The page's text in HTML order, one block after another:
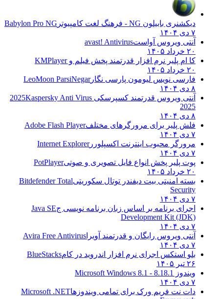
دیکشنری بابیلون NG - فرهنگ لغت کامپیوتر
Babylon Pro NG
۷ دی ۱۴۰۴
آنتی ویروس آواستavast! Antivirus
۲۰ خرداد ۱۴۰۵
کا ام پلیر نرم افزار قدرتمند پخش فیلم وKMPlayer
۲۰ خرداد ۱۴۰۵
فارسی نویس لیومون پارسی نگارLeoMoon ParsiNegar
۸ دی ۱۴۰۴
آنتی ویروس قدرتمند کسپرسکی 2025 Kaspersky Anti Virus
2025
۸ دی ۱۴۰۴
فلش پلیر برای مرورگرهای مختلفAdobe Flash Player
۷ دی ۱۴۰۴
مرورگر محبوب اینترنت اکسپلوررInternet Explorer
۷ دی ۱۴۰۴
پوت پلیر پخش انواع فایل تصویری و صوتیPotPlayer
۲۰ خرداد ۱۴۰۵
بسته امنیتی بیت دیفندر توتال سکوریتیBitdefender Total
Security
۷ دی ۱۴۰۴
اجرای برنامه بر اساس زبان برنامه نویسی جJava SE
Development Kit (JDK)
۷ دی ۱۴۰۴
آنتی ویروس رایگان و قدرتمند آویرا Avira Free Antivirus
۷ دی ۱۴۰۴
بلو استکس اجرای نرم افزار اندروید در کامBlueStacks
۲۶ تیر ۱۴۰۵
ویندوز 8.1
8.1 - Microsoft Windows 8.1
۷ دی ۱۴۰۴
دات نت فریم ورک برای تمامی ویندوزهاMicrosoft .NET